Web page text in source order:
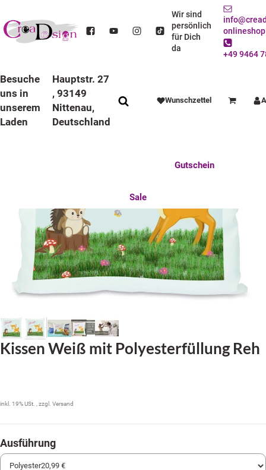
Wir sind
persönlich
für Dich
da
+49 9464
Besuche
uns in
unserem
Laden
Hauptstr. 27
, 93149
Nittenau,
Deutschland
Wunschzettel Warenkorb
Gutschein
Sale
KUSCHELKISSEN
Kissen Weiß mit Polyesterfüllung Reh
inkl. 19% USt. , zzgl. Versand
Ausführung